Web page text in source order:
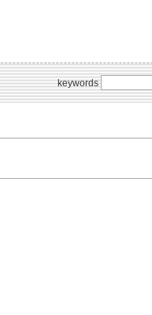
keywords